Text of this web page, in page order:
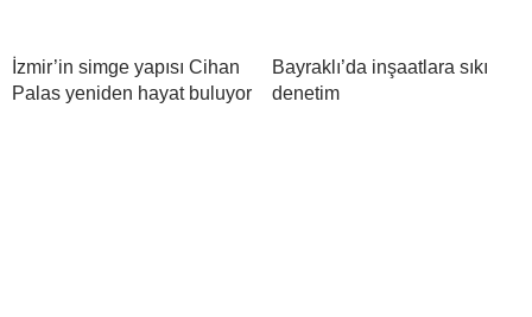
İzmir’in simge yapısı Cihan
Palas yeniden hayat buluyor
Bayraklı’da inşaatlara sıkı
denetim